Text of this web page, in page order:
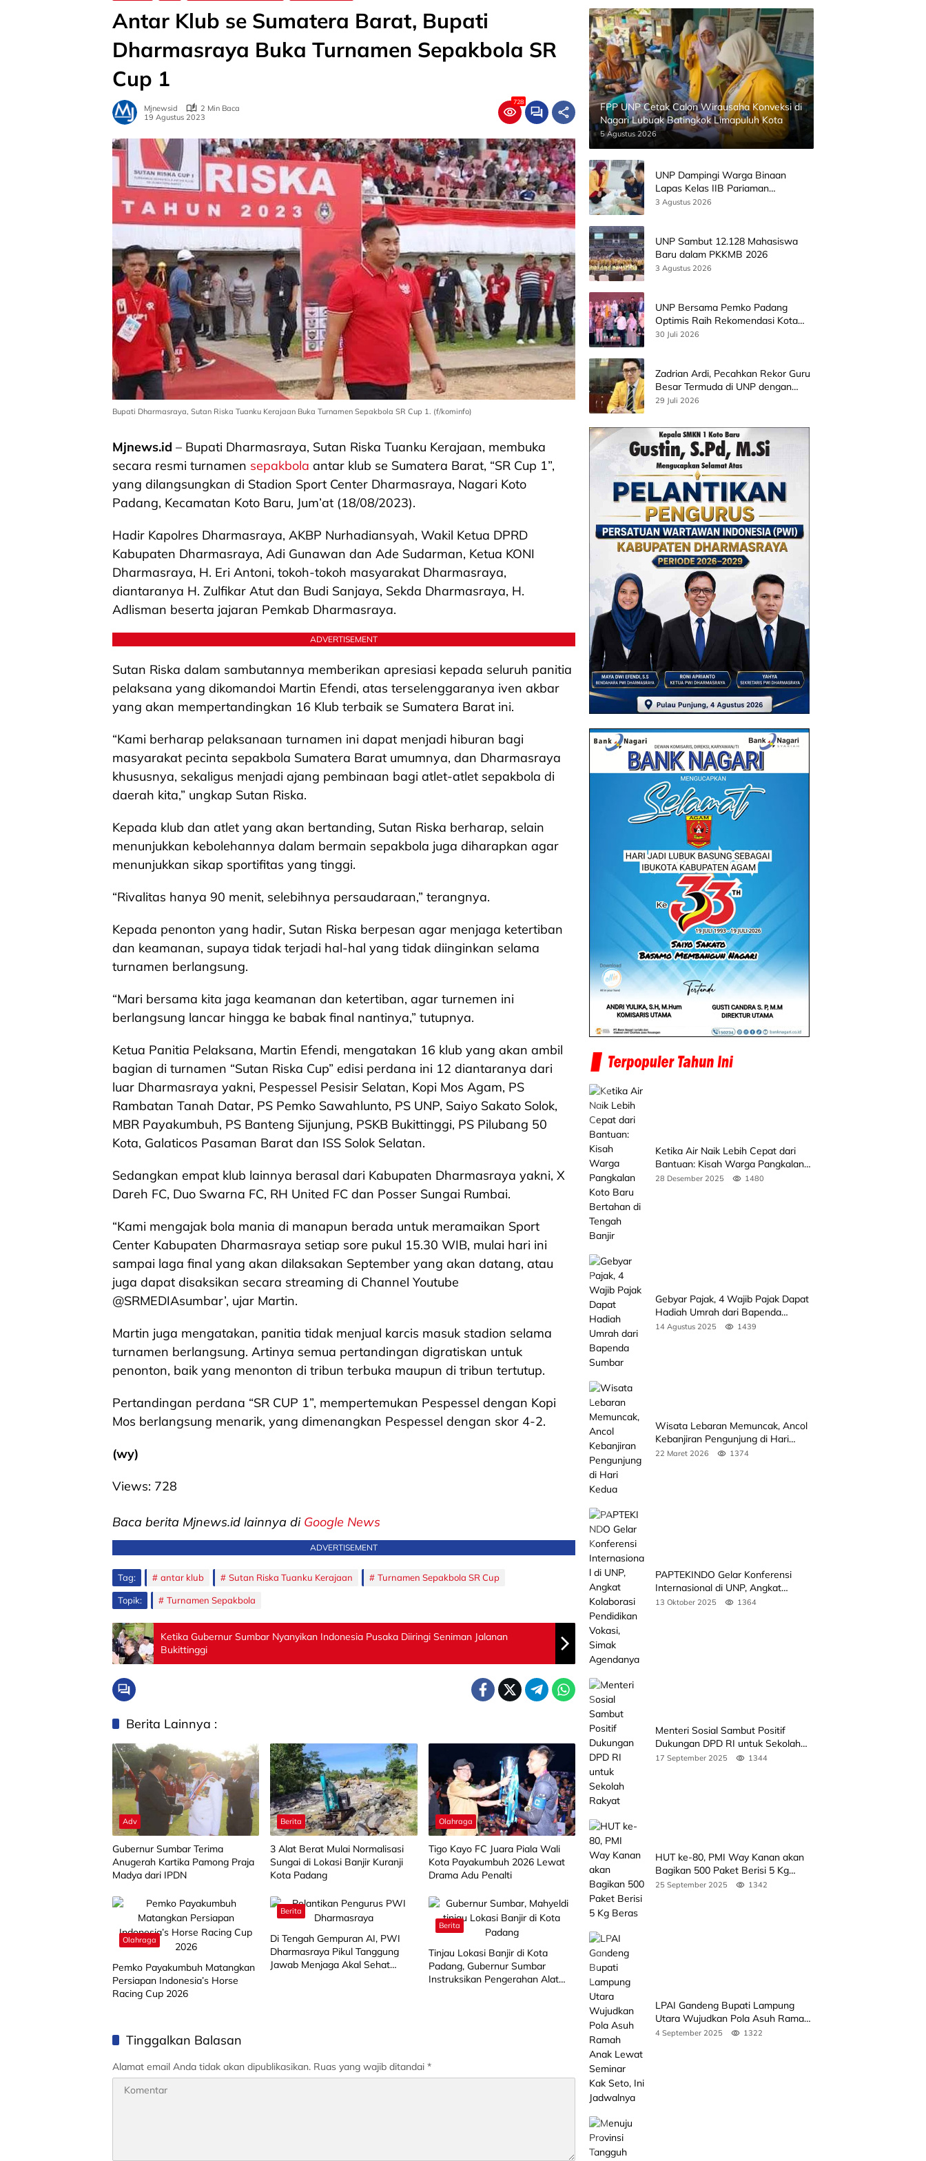
Antar Klub se Sumatera Barat, Bupati
Dharmasraya Buka Turnamen Sepakbola SR
Cup 1
Mjnewsid
2 Min Baca
19 Agustus 2023
728
Bupati Dharmasraya, Sutan Riska Tuanku Kerajaan Buka Turnamen Sepakbola SR Cup 1. (f/kominfo)
Mjnews.id – Bupati Dharmasraya, Sutan Riska Tuanku Kerajaan, membuka
secara resmi turnamen sepakbola antar klub se Sumatera Barat, “SR Cup 1”,
yang dilangsungkan di Stadion Sport Center Dharmasraya, Nagari Koto
Padang, Kecamatan Koto Baru, Jum’at (18/08/2023).
Hadir Kapolres Dharmasraya, AKBP Nurhadiansyah, Wakil Ketua DPRD
Kabupaten Dharmasraya, Adi Gunawan dan Ade Sudarman, Ketua KONI
Dharmasraya, H. Eri Antoni, tokoh-tokoh masyarakat Dharmasraya,
diantaranya H. Zulfikar Atut dan Budi Sanjaya, Sekda Dharmasraya, H.
Adlisman beserta jajaran Pemkab Dharmasraya.
ADVERTISEMENT
Sutan Riska dalam sambutannya memberikan apresiasi kepada seluruh panitia
pelaksana yang dikomandoi Martin Efendi, atas terselenggaranya iven akbar
yang akan mempertandingkan 16 Klub terbaik se Sumatera Barat ini.
“Kami berharap pelaksanaan turnamen ini dapat menjadi hiburan bagi
masyarakat pecinta sepakbola Sumatera Barat umumnya, dan Dharmasraya
khususnya, sekaligus menjadi ajang pembinaan bagi atlet-atlet sepakbola di
daerah kita,” ungkap Sutan Riska.
Kepada klub dan atlet yang akan bertanding, Sutan Riska berharap, selain
menunjukkan kebolehannya dalam bermain sepakbola juga diharapkan agar
menunjukkan sikap sportifitas yang tinggi.
“Rivalitas hanya 90 menit, selebihnya persaudaraan,” terangnya.
Kepada penonton yang hadir, Sutan Riska berpesan agar menjaga ketertiban
dan keamanan, supaya tidak terjadi hal-hal yang tidak diinginkan selama
turnamen berlangsung.
“Mari bersama kita jaga keamanan dan ketertiban, agar turnemen ini
berlangsung lancar hingga ke babak final nantinya,” tutupnya.
Ketua Panitia Pelaksana, Martin Efendi, mengatakan 16 klub yang akan ambil
bagian di turnamen “Sutan Riska Cup” edisi perdana ini 12 diantaranya dari
luar Dharmasraya yakni, Pespessel Pesisir Selatan, Kopi Mos Agam, PS
Rambatan Tanah Datar, PS Pemko Sawahlunto, PS UNP, Saiyo Sakato Solok,
MBR Payakumbuh, PS Banteng Sijunjung, PSKB Bukittinggi, PS Pilubang 50
Kota, Galaticos Pasaman Barat dan ISS Solok Selatan.
Sedangkan empat klub lainnya berasal dari Kabupaten Dharmasraya yakni, X
Dareh FC, Duo Swarna FC, RH United FC dan Posser Sungai Rumbai.
“Kami mengajak bola mania di manapun berada untuk meramaikan Sport
Center Kabupaten Dharmasraya setiap sore pukul 15.30 WIB, mulai hari ini
sampai laga final yang akan dilaksakan September yang akan datang, atau
juga dapat disaksikan secara streaming di Channel Youtube
@SRMEDIAsumbar’, ujar Martin.
Martin juga mengatakan, panitia tidak menjual karcis masuk stadion selama
turnamen berlangsung. Artinya semua pertandingan digratiskan untuk
penonton, baik yang menonton di tribun terbuka maupun di tribun tertutup.
Pertandingan perdana “SR CUP 1”, mempertemukan Pespessel dengan Kopi
Mos berlangsung menarik, yang dimenangkan Pespessel dengan skor 4-2.
(wy)
Views: 728
Baca berita Mjnews.id lainnya di Google News
ADVERTISEMENT
Tag: antar klub Sutan Riska Tuanku Kerajaan Turnamen Sepakbola SR Cup
Topik: Turnamen Sepakbola
Ketika Gubernur Sumbar Nyanyikan Indonesia Pusaka Diiringi Seniman Jalanan
Bukittinggi
Berita Lainnya :
Adv
Gubernur Sumbar Terima
Anugerah Kartika Pamong Praja
Madya dari IPDN
Berita
3 Alat Berat Mulai Normalisasi
Sungai di Lokasi Banjir Kuranji
Kota Padang
Olahraga
Tigo Kayo FC Juara Piala Wali
Kota Payakumbuh 2026 Lewat
Drama Adu Penalti
Olahraga
Pemko Payakumbuh Matangkan
Persiapan Indonesia’s Horse
Racing Cup 2026
Berita
Di Tengah Gempuran AI, PWI
Dharmasraya Pikul Tanggung
Jawab Menjaga Akal Sehat
Berita
Tinjau Lokasi Banjir di Kota
Padang, Gubernur Sumbar
Instruksikan Pengerahan Alat
Tinggalkan Balasan
Alamat email Anda tidak akan dipublikasikan. Ruas yang wajib ditandai *
FPP UNP Cetak Calon Wirausaha Konveksi di
Nagari Lubuak Batingkok Limapuluh Kota
5 Agustus 2026
UNP Dampingi Warga Binaan
Lapas Kelas IIB Pariaman
Kembangkan Produk Kreatif
3 Agustus 2026
UNP Sambut 12.128 Mahasiswa
Baru dalam PKKMB 2026
3 Agustus 2026
UNP Bersama Pemko Padang
Optimis Raih Rekomendasi Kota
Gastronomi UNESCO
30 Juli 2026
Zadrian Ardi, Pecahkan Rekor Guru
Besar Termuda di UNP dengan
Riset Stress Akademik
29 Juli 2026
Ketika Air Naik Lebih Cepat dari
Bantuan: Kisah Warga Pangkalan
Koto Baru Bertahan di Tengah
28 Desember 2025 1480
Gebyar Pajak, 4 Wajib Pajak Dapat
Hadiah Umrah dari Bapenda
Sumbar
14 Agustus 2025 1439
Wisata Lebaran Memuncak, Ancol
Kebanjiran Pengunjung di Hari
Kedua
22 Maret 2026 1374
PAPTEKINDO Gelar Konferensi
Internasional di UNP, Angkat
Kolaborasi Pendidikan Vokasi,
13 Oktober 2025 1364
Menteri Sosial Sambut Positif
Dukungan DPD RI untuk Sekolah
Rakyat
17 September 2025 1344
HUT ke-80, PMI Way Kanan akan
Bagikan 500 Paket Berisi 5 Kg
Beras
25 September 2025 1342
LPAI Gandeng Bupati Lampung
Utara Wujudkan Pola Asuh Ramah
Anak Lewat Seminar Kak Seto, Ini
4 September 2025 1322